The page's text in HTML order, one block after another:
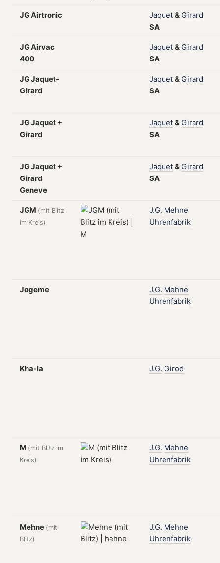
JG Airtronic Jaquet & Girard
SA
JG Airvac
400
Jaquet & Girard
SA
JG Jaquet-
Girard
Jaquet & Girard
SA
JG Jaquet +
Girard
Jaquet & Girard
SA
JG Jaquet +
Girard
Geneve
Jaquet & Girard
SA
JGM (mit Blitz
im Kreis)
J.G. Mehne
Uhrenfabrik
Jogeme J.G. Mehne
Uhrenfabrik
Kha-la J.G. Girod
M (mit Blitz im
Kreis)
J.G. Mehne
Uhrenfabrik
Mehne (mit
Blitz)
J.G. Mehne
Uhrenfabrik